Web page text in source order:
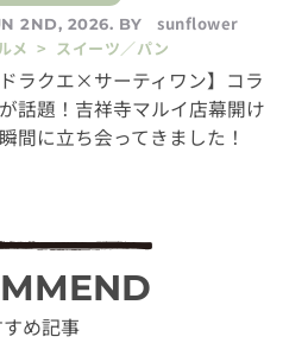
2ND, 2026. BY
sunflower
メ > スイーツ／パン
ドラクエ×サーティワン】コラ
話題！吉祥寺マルイ店幕開け
間に立ち会ってきました！
め記事